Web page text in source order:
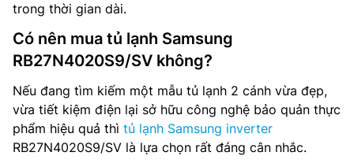
trong thời gian dài.
Có nên mua tủ lạnh Samsung
RB27N4020S9/SV không?
Nếu đang tìm kiếm một mẫu tủ lạnh 2 cánh vừa đẹp,
vừa tiết kiệm điện lại sở hữu công nghệ bảo quản thực
phẩm hiệu quả thì tủ lạnh Samsung inverter
RB27N4020S9/SV là lựa chọn rất đáng cân nhắc.